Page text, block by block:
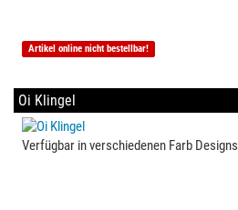
Artikel online nicht bestellbar!
Oi Klingel
Verfügbar in verschiedenen Farb Designs